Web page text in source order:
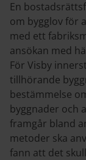
En
om bygglov för
med ett
ansökan med
För Visby
tillhörande
bestämmelse
byggnader och
framgår bland
metoder ska
fann att det